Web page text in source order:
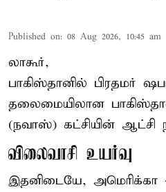
Published on: 08 Aug 2026, 10:45 am
லாகூர்,
பாகிஸ்தானில் பிரதமர்
தலைமையிலான
(நவாஸ்) கட்சியின் ஆட்சி
விலைவாசி உயர்வு
இதனிடையே,